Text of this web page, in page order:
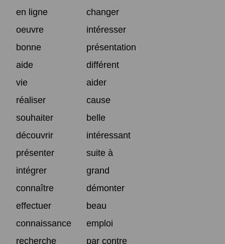
en ligne
changer
oeuvre
intéresser
bonne
présentation
aide
différent
vie
aider
réaliser
cause
souhaiter
belle
découvrir
intéressant
présenter
suite à
intégrer
grand
connaître
démonter
effectuer
beau
connaissance
emploi
recherche
par contre